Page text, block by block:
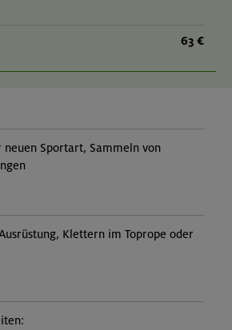
63 €
Sportart, Sammeln von
Klettern im Toprope oder